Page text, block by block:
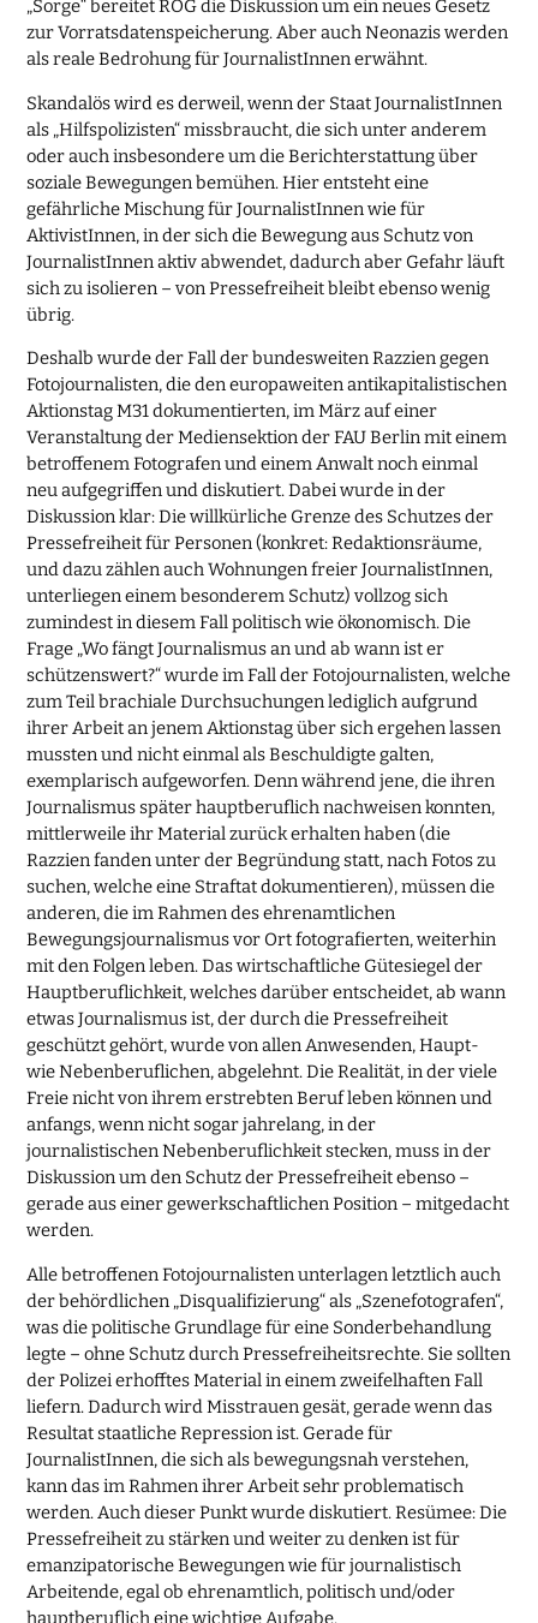
„Sorge“ bereitet ROG die Diskussion um ein neues Gesetz
zur Vorratsdatenspeicherung. Aber auch Neonazis werden
als reale Bedrohung für JournalistInnen erwähnt.
Skandalös wird es derweil, wenn der Staat JournalistInnen
als „Hilfspolizisten“ missbraucht, die sich unter anderem
oder auch insbesondere um die Berichterstattung über
soziale Bewegungen bemühen. Hier entsteht eine
gefährliche Mischung für JournalistInnen wie für
AktivistInnen, in der sich die Bewegung aus Schutz von
JournalistInnen aktiv abwendet, dadurch aber Gefahr läuft
sich zu isolieren – von Pressefreiheit bleibt ebenso wenig
übrig.
Deshalb wurde der Fall der bundesweiten Razzien gegen
Fotojournalisten, die den europaweiten antikapitalistischen
Aktionstag M31 dokumentierten, im März auf einer
Veranstaltung der Mediensektion der FAU Berlin mit einem
betroffenem Fotografen und einem Anwalt noch einmal
neu aufgegriffen und diskutiert. Dabei wurde in der
Diskussion klar: Die willkürliche Grenze des Schutzes der
Pressefreiheit für Personen (konkret: Redaktionsräume,
und dazu zählen auch Wohnungen freier JournalistInnen,
unterliegen einem besonderem Schutz) vollzog sich
zumindest in diesem Fall politisch wie ökonomisch. Die
Frage „Wo fängt Journalismus an und ab wann ist er
schützenswert?“ wurde im Fall der Fotojournalisten, welche
zum Teil brachiale Durchsuchungen lediglich aufgrund
ihrer Arbeit an jenem Aktionstag über sich ergehen lassen
mussten und nicht einmal als Beschuldigte galten,
exemplarisch aufgeworfen. Denn während jene, die ihren
Journalismus später hauptberuflich nachweisen konnten,
mittlerweile ihr Material zurück erhalten haben (die
Razzien fanden unter der Begründung statt, nach Fotos zu
suchen, welche eine Straftat dokumentieren), müssen die
anderen, die im Rahmen des ehrenamtlichen
Bewegungsjournalismus vor Ort fotografierten, weiterhin
mit den Folgen leben. Das wirtschaftliche Gütesiegel der
Hauptberuflichkeit, welches darüber entscheidet, ab wann
etwas Journalismus ist, der durch die Pressefreiheit
geschützt gehört, wurde von allen Anwesenden, Haupt-
wie Nebenberuflichen, abgelehnt. Die Realität, in der viele
Freie nicht von ihrem erstrebten Beruf leben können und
anfangs, wenn nicht sogar jahrelang, in der
journalistischen Nebenberuflichkeit stecken, muss in der
Diskussion um den Schutz der Pressefreiheit ebenso –
gerade aus einer gewerkschaftlichen Position – mitgedacht
werden.
Alle betroffenen Fotojournalisten unterlagen letztlich auch
der behördlichen „Disqualifizierung“ als „Szenefotografen“,
was die politische Grundlage für eine Sonderbehandlung
legte – ohne Schutz durch Pressefreiheitsrechte. Sie sollten
der Polizei erhofftes Material in einem zweifelhaften Fall
liefern. Dadurch wird Misstrauen gesät, gerade wenn das
Resultat staatliche Repression ist. Gerade für
JournalistInnen, die sich als bewegungsnah verstehen,
kann das im Rahmen ihrer Arbeit sehr problematisch
werden. Auch dieser Punkt wurde diskutiert. Resümee: Die
Pressefreiheit zu stärken und weiter zu denken ist für
emanzipatorische Bewegungen wie für journalistisch
Arbeitende, egal ob ehrenamtlich, politisch und/oder
hauptberuflich eine wichtige Aufgabe.